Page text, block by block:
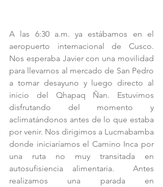
A las 6:30 a.m. ya estábamos en el
aeropuerto internacional de Cusco.
Nos esperaba Javier con una movilidad
para llevarnos al mercado de San Pedro
a tomar desayuno y luego directo al
inicio del Qhapaq Ñan. Estuvimos
disfrutando del momento y
aclimatándonos antes de lo que estaba
por venir. Nos dirigimos a Lucmabamba
donde iniciaríamos el Camino Inca por
una ruta no muy transitada en
autosufisiencia alimentaria.  Antes
realizamos una parada en